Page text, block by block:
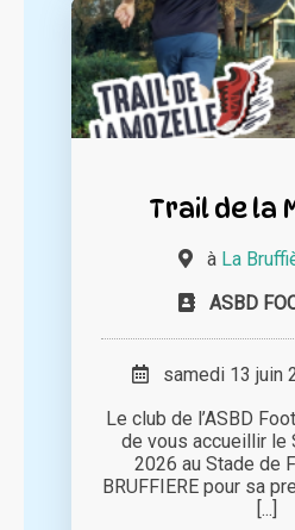
Trail de la
à La
ASBD
samedi 13 juin
Le club de l’ASBD
de vous accueillir le
2026 au Stade de
BRUFFIERE pour sa
[...]